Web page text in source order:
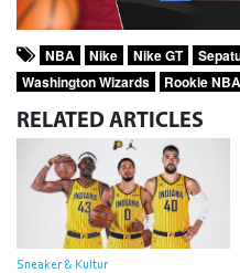
NBA Nike Nike GT
Washington Wizards
Rookie NBA
RELATED ARTICLES
Sneaker & Kultur